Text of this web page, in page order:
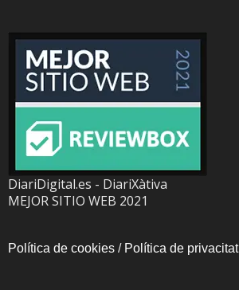
DiariDigital.es - DiariXàtiva
MEJOR SITIO WEB 2021
Política de cookies / Política de privacitat